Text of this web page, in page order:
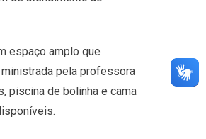
espaço amplo que
pela professora
piscina de bolinha e cama